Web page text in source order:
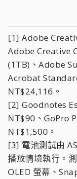
[1] Adobe
Adobe Creative
(1TB)、Adobe
Acrobat
NT$24,116。
[2] Goodnotes
NT$90、GoPro
NT$1,500。
[3] 電池測試由
播放情境執行。
OLED 螢幕、